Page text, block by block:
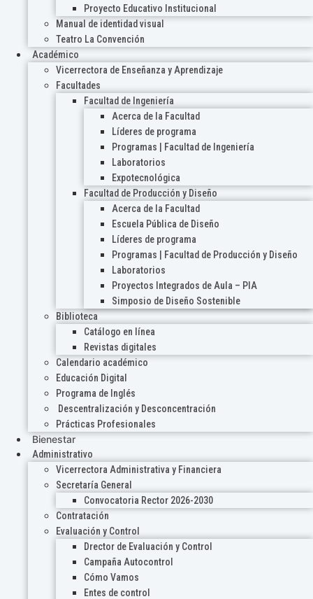
Proyecto Educativo Institucional
Manual de identidad visual
Teatro La Convención
Académico
Vicerrectora de Enseñanza y Aprendizaje
Facultades
Facultad de Ingeniería
Acerca de la Facultad
Líderes de programa
Programas | Facultad de Ingeniería
Laboratorios
Expotecnológica
Facultad de Producción y Diseño
Acerca de la Facultad
Escuela Pública de Diseño
Líderes de programa
Programas | Facultad de Producción y Diseño
Laboratorios
Proyectos Integrados de Aula – PIA
Simposio de Diseño Sostenible
Biblioteca
Catálogo en línea
Revistas digitales
Calendario académico
Educación Digital
Programa de Inglés
Descentralización y Desconcentración
Prácticas Profesionales
Bienestar
Administrativo
Vicerrectora Administrativa y Financiera
Secretaría General
Convocatoria Rector 2026-2030
Contratación
Evaluación y Control
Drector de Evaluación y Control
Campaña Autocontrol
Cómo Vamos
Entes de control